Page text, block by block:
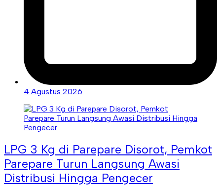
4 Agustus 2026
LPG 3 Kg di Parepare Disorot, Pemkot
Parepare Turun Langsung Awasi
Distribusi Hingga Pengecer